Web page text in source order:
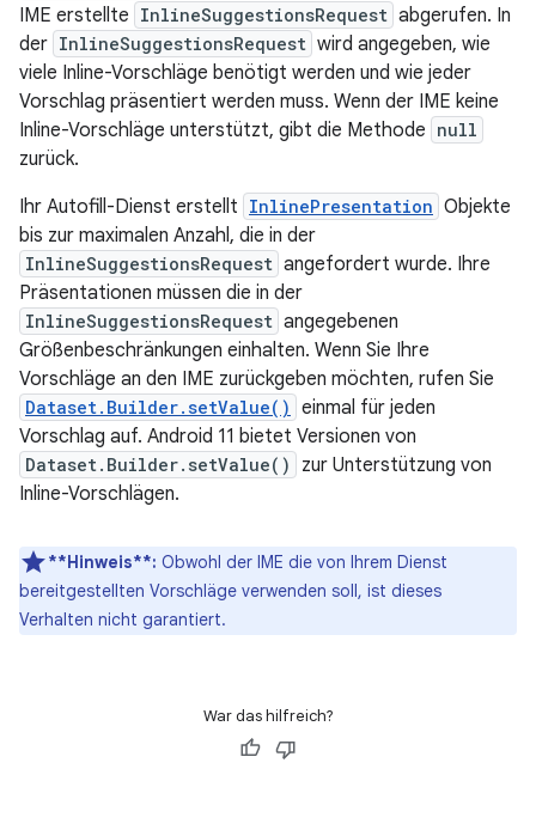
IME erstellte InlineSuggestionsRequest abgerufen. In
der InlineSuggestionsRequest wird angegeben, wie
viele Inline-Vorschläge benötigt werden und wie jeder
Vorschlag präsentiert werden muss. Wenn der IME keine
Inline-Vorschläge unterstützt, gibt die Methode null
zurück.
Ihr Autofill-Dienst erstellt InlinePresentation Objekte
bis zur maximalen Anzahl, die in der
InlineSuggestionsRequest angefordert wurde. Ihre
Präsentationen müssen die in der
InlineSuggestionsRequest angegebenen
Größenbeschränkungen einhalten. Wenn Sie Ihre
Vorschläge an den IME zurückgeben möchten, rufen Sie
Dataset.Builder.setValue() einmal für jeden
Vorschlag auf. Android 11 bietet Versionen von
Dataset.Builder.setValue()
zur Unterstützung von
Inline-Vorschlägen.
**Hinweis**: Obwohl der IME die von Ihrem Dienst
bereitgestellten Vorschläge verwenden soll, ist dieses
Verhalten nicht garantiert.
War das hilfreich?